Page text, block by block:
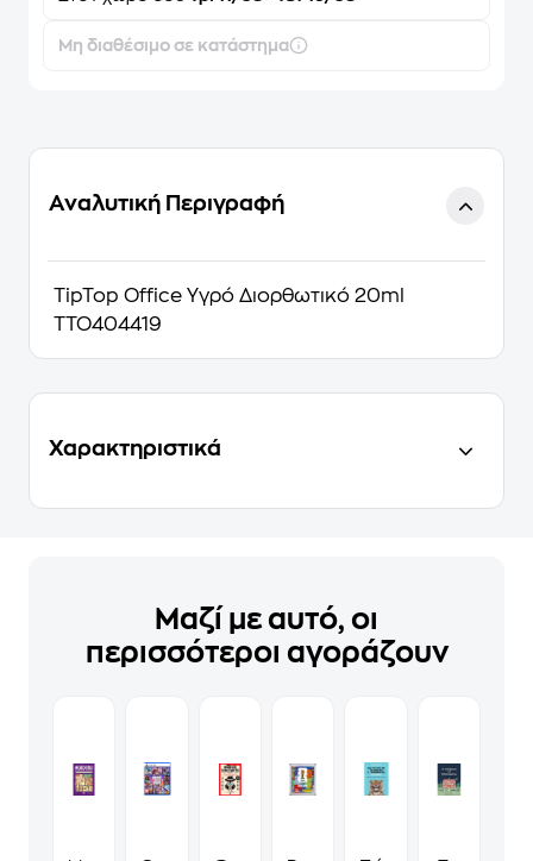
Μη διαθέσιμο σε κατάστημα
Αναλυτική Περιγραφή
TipTop Office Υγρό Διορθωτικό 20ml
TTO404419
Χαρακτηριστικά
Μαζί με αυτό, οι
περισσότεροι αγοράζουν